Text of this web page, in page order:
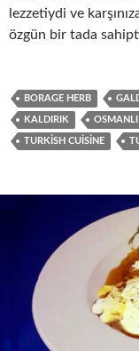
lezzetiydi ve
özgün bir tada
BORAGE HERB
KALDIRIK OSMANLI
TURKISH CUISINE